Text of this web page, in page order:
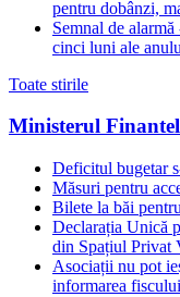
pentru dobânzi,
Semnal de
cinci luni ale
Toate stirile
Ministerul
Deficitul bugetar
Măsuri pentru
Bilete la băi
Declarația Unică
din Spațiul Privat
Asociații nu pot
informarea fiscului